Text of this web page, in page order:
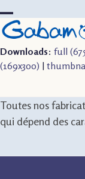
to
content
Open
mobile
menu
Close
mobile
menu
Downloads: full
(169x300) |
Toutes nos
qui dépend des